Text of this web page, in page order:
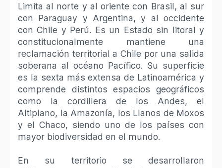
Limita al norte y al oriente con Brasil, al sur
con Paraguay y Argentina, y al occidente
con Chile y Perú. Es un Estado sin litoral y
constitucionalmente mantiene una
reclamación territorial a Chile por una salida
soberana al océano Pacífico. Su superficie
es la sexta más extensa de Latinoamérica y
comprende distintos espacios geográficos
como la cordillera de los Andes, el
Altiplano, la Amazonía, los Llanos de Moxos
y el Chaco, siendo uno de los países con
mayor biodiversidad en el mundo.​
En su territorio se desarrollaron